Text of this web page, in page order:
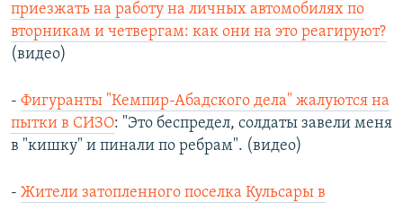
приезжать на работу на личных автомобилях по
вторникам и четвергам: как они на это реагируют?
(видео)
- Фигуранты "Кемпир-Абадского дела" жалуются на
пытки в СИЗО: "Это беспредел, солдаты завели меня
в "кишку" и пинали по ребрам". (видео)
- Жители затопленного поселка Кульсары в